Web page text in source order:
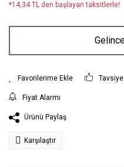
*14,34 TL den başlayan taksitlerle!
Fiyat Alarmı
Ürünü Paylaş
Karşılaştır